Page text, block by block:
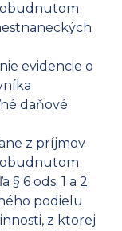
evidencie o
daňové
z príjmov
6 ods. 1 a 2
podielu
z ktorej